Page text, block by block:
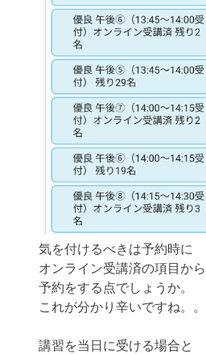
気を付けるべきは予約時に
オンライン受講済の項目から
予約をする点でしょうか。
これが分かり辛いですね。。
講習を当日に受ける場合と